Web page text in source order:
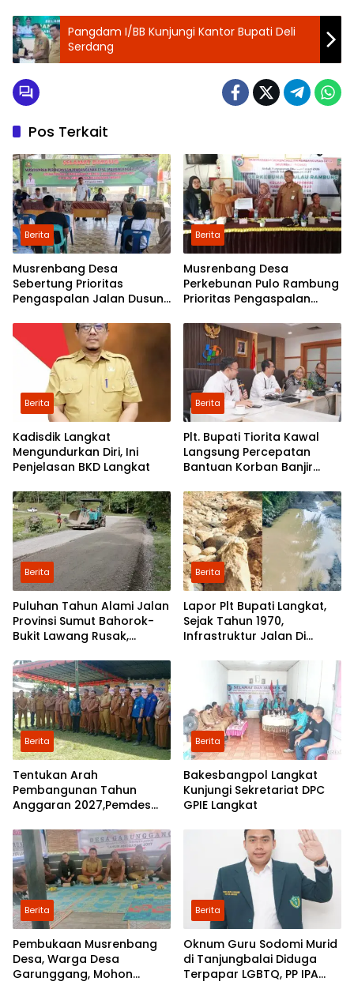
Pangdam I/BB Kunjungi Kantor Bupati Deli
Serdang
Pos Terkait
Berita
Musrenbang Desa
Sebertung Prioritas
Pengaspalan Jalan Dusun
Berita
Musrenbang Desa
Perkebunan Pulo Rambung
Prioritas Pengaspalan
Dusun Pondok Boyan
Berita
Kadisdik Langkat
Mengundurkan Diri, Ini
Penjelasan BKD Langkat
Berita
Plt. Bupati Tiorita Kawal
Langsung Percepatan
Bantuan Korban Banjir
Berita
Puluhan Tahun Alami Jalan
Provinsi Sumut Bahorok-
Bukit Lawang Rusak,
Perbaikan
Berita
Lapor Plt Bupati Langkat,
Sejak Tahun 1970,
Infrastruktur Jalan Di
Diperhatikan Pemerintah
Kabupaten Langkat
Berita
Tentukan Arah
Pembangunan Tahun
Anggaran 2027,Pemdes
Musrenbang
Berita
Bakesbangpol Langkat
Kunjungi Sekretariat DPC
GPIE Langkat
Berita
Pembukaan Musrenbang
Desa, Warga Desa
Garunggang, Mohon
Berita
Oknum Guru Sodomi Murid
di Tanjungbalai Diduga
Terpapar LGBTQ, PP IPA